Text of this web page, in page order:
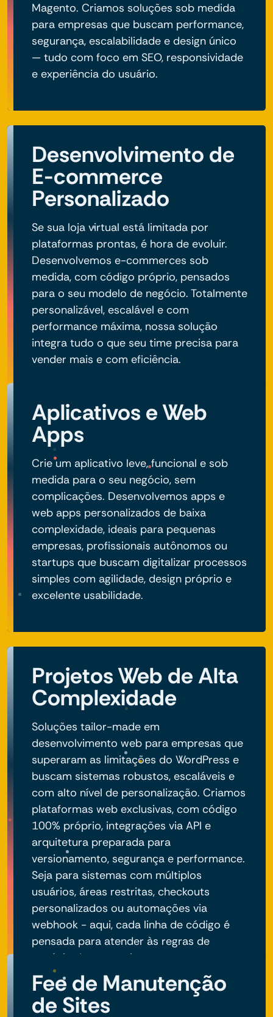
Magento. Criamos soluções sob medida
para empresas que buscam performance,
segurança, escalabilidade e design único
— tudo com foco em SEO, responsividade
e experiência do usuário.
Desenvolvimento de
E-commerce
Personalizado
Se sua loja virtual está limitada por
plataformas prontas, é hora de evoluir.
Desenvolvemos e-commerces sob
medida, com código próprio, pensados
para o seu modelo de negócio. Totalmente
personalizável, escalável e com
performance máxima, nossa solução
integra tudo o que seu time precisa para
vender mais e com eficiência.
Aplicativos e Web
Apps
Crie um aplicativo leve, funcional e sob
medida para o seu negócio, sem
complicações. Desenvolvemos apps e
web apps personalizados de baixa
complexidade, ideais para pequenas
empresas, profissionais autônomos ou
startups que buscam digitalizar processos
simples com agilidade, design próprio e
excelente usabilidade.
Projetos Web de Alta
Complexidade
Soluções tailor-made em
desenvolvimento web para empresas que
superaram as limitações do WordPress e
buscam sistemas robustos, escaláveis e
com alto nível de personalização. Criamos
plataformas web exclusivas, com código
100% próprio, integrações via API e
arquitetura preparada para
versionamento, segurança e performance.
Seja para sistemas com múltiplos
usuários, áreas restritas, checkouts
personalizados ou automações via
webhook - aqui, cada linha de código é
pensada para atender às regras de
negócio do seu projeto.
Fee de Manutenção
de Sites